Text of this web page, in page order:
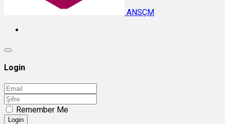
ANSÇM
Login
Remember Me
Login